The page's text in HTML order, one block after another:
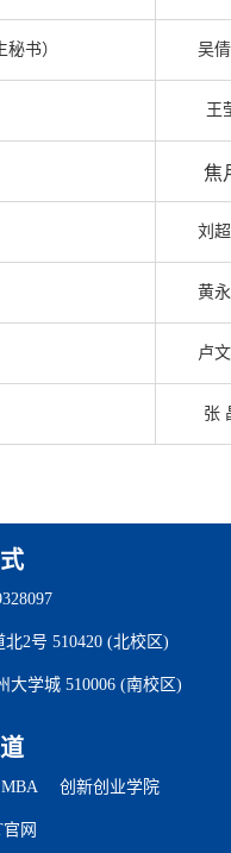
书） 吴
王
焦
刘
黄
卢
张
2号 510420 (北校区)
学城 510006 (南校区)
MBA 创新创业学院
网